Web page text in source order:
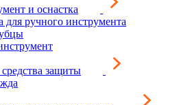
и оснастка
для ручного инструмента
защиты